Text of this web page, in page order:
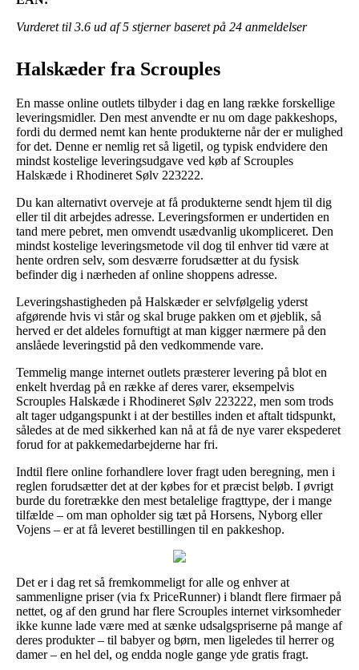
Vurderet til 3.6 ud af 5 stjerner baseret på 24 anmeldelser
Halskæder fra Scrouples
En masse online outlets tilbyder i dag en lang række forskellige
leveringsmidler. Den mest anvendte er nu om dage pakkeshops,
fordi du dermed nemt kan hente produkterne når der er mulighed
for det. Denne er nemlig ret så ligetil, og typisk endvidere den
mindst kostelige leveringsudgave ved køb af Scrouples
Halskæde i Rhodineret Sølv 223222.
Du kan alternativt overveje at få produkterne sendt hjem til dig
eller til dit arbejdes adresse. Leveringsformen er undertiden en
tand mere pebret, men omvendt usædvanlig ukompliceret. Den
mindst kostelige leveringsmetode vil dog til enhver tid være at
hente ordren selv, som desværre forudsætter at du fysisk
befinder dig i nærheden af online shoppens adresse.
Leveringshastigheden på Halskæder er selvfølgelig yderst
afgørende hvis vi står og skal bruge pakken om et øjeblik, så
herved er det aldeles fornuftigt at man kigger nærmere på den
anslåede leveringstid på den vedkommende vare.
Temmelig mange internet outlets præsterer levering på blot en
enkelt hverdag på en række af deres varer, eksempelvis
Scrouples Halskæde i Rhodineret Sølv 223222, men som trods
alt tager udgangspunkt i at der bestilles inden et aftalt tidspunkt,
således at de med sikkerhed kan nå at få de nye varer ekspederet
forud for at pakkemedarbejderne har fri.
Indtil flere online forhandlere lover fragt uden beregning, men i
reglen forudsætter det at der købes for et præcist beløb. I øvrigt
burde du foretrække den mest betalelige fragttype, der i mange
tilfælde – om man opholder sig tæt på Horsens, Nyborg eller
Vojens – er at få leveret bestillingen til en pakkeshop.
Det er i dag ret så fremkommeligt for alle og enhver at
sammenligne priser (via fx PriceRunner) i blandt flere firmaer på
nettet, og af den grund har flere Scrouples internet virksomheder
ikke kunne lade være med at sænke udsalgspriserne på mange af
deres produkter – til babyer og børn, men ligeledes til herrer og
damer – en hel del, og endda nogle gange yde gratis fragt.